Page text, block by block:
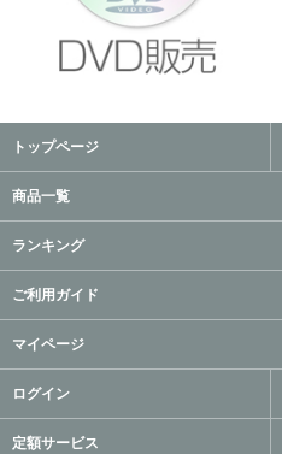
トップページ
商品一覧
ランキング
ご利用ガイド
マイページ
ログイン
定額サービス